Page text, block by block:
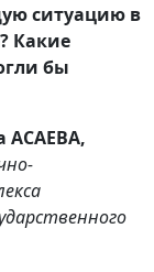
ситуацию в
Какие
бы
АСАЕВА,